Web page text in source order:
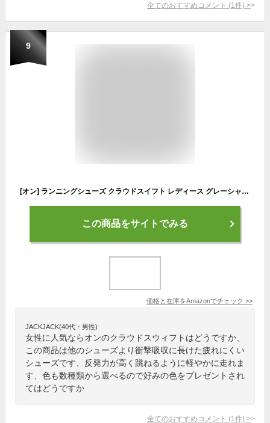
全てのおすすめコメント (1 件) >
9
[オン] ランニングシューズ クラウドスイフト レディース グレーシャー/ホワイト 24.0 cm C
この商品をサイトでみる
価格と在庫をAmazonでチェック >>
JACKJACK(40代・男性)
女性に人気ならオンのクラウドスウィフトはどうですか、
この商品は他のシューズより衝撃吸収に長けた疲れにくい
シューズです、反発力が高く跳ねるように軽やかに走れま
す、色も数種類から選べるので好みの色をプレゼントされ
てはどうですか
全てのおすすめコメント (1 件) >